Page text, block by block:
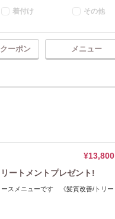
着付け その他
ーポン メニュー
¥13,800
ートメントプレゼント!
ースメニューです 《髪質改善/トリー